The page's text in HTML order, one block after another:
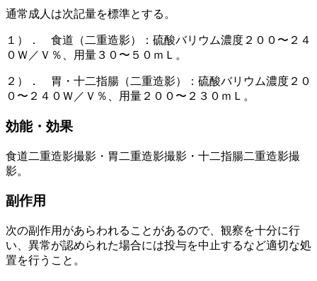
通常成人は次記量を標準とする。
１）． 食道（二重造影）：硫酸バリウム濃度２００〜２４
０Ｗ／Ｖ％、用量３０〜５０ｍＬ。
２）． 胃・十二指腸（二重造影）：硫酸バリウム濃度２０
０〜２４０Ｗ／Ｖ％、用量２００〜２３０ｍＬ。
効能・効果
食道二重造影撮影・胃二重造影撮影・十二指腸二重造影撮
影。
副作用
次の副作用があらわれることがあるので、観察を十分に行
い、異常が認められた場合には投与を中止するなど適切な処
置を行うこと。